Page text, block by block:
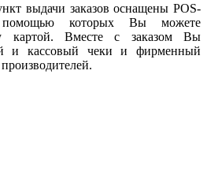
выдачи заказов оснащены POS-
помощью которых Вы можете
картой. Вместе с заказом Вы
и кассовый чеки и фирменный